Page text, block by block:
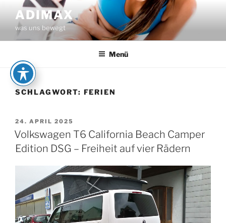
Inhalt
springen
ADIMAX
was uns bewegt
Menü
SCHLAGWORT: FERIEN
VERÖFFENTLICHT
AM
24. APRIL 2025
Volkswagen T6 California Beach Camper
Edition DSG – Freiheit auf vier Rädern